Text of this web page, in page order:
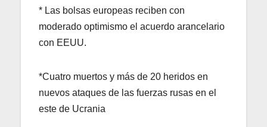
* Las bolsas europeas reciben con
moderado optimismo el acuerdo arancelario
con EEUU.
*Cuatro muertos y más de 20 heridos en
nuevos ataques de las fuerzas rusas en el
este de Ucrania